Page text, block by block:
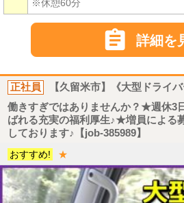
※休憩60分
 詳細を
正社員
【久留米市】《大型ドライ
働きすぎではありませんか？★週休3
ばれる充実の福利厚生♪★増員による
しております♪【job-385989】
おすすめ!
★